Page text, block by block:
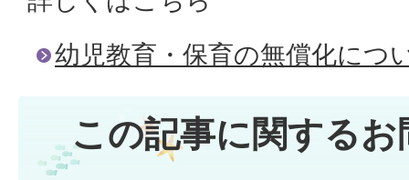
幼児教育・保育の無償化につ
この記事に関する